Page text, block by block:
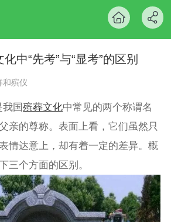
中“先考”与“显考”的区别
和殡仪
我国殡葬文化中常见的两个称谓名
亲的尊称。表面上看，它们虽然只
情达意上，却有着一定的差异。概
三个方面的区别。